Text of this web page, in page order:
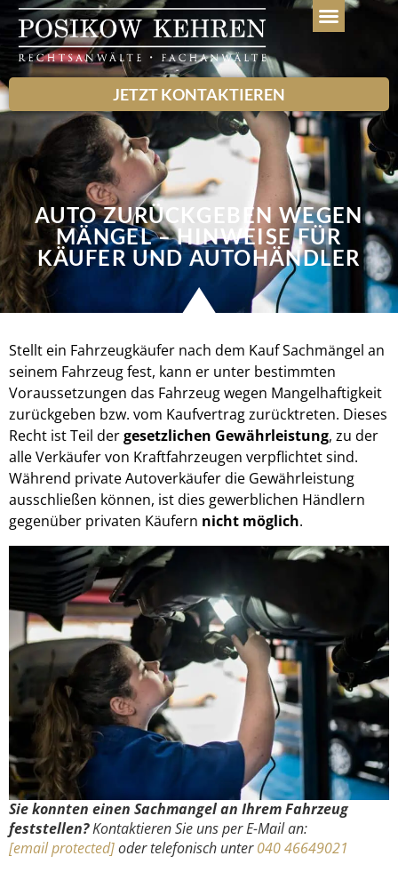
JETZT KONTAKTIEREN
AUTO ZURÜCKGEBEN WEGEN
MÄNGEL – HINWEISE FÜR
KÄUFER UND AUTOHÄNDLER
Stellt ein Fahrzeugkäufer nach dem Kauf Sachmängel an
seinem Fahrzeug fest, kann er unter bestimmten
Voraussetzungen das Fahrzeug wegen Mangelhaftigkeit
zurückgeben bzw. vom Kaufvertrag zurücktreten. Dieses
Recht ist Teil dergesetzlichen Gewährleistung, zu der
alle Verkäufer von Kraftfahrzeugen verpflichtet sind.
Während private Autoverkäufer die Gewährleistung
ausschließen können, ist dies gewerblichen Händlern
gegenüber privaten Käufern nicht möglich.
Sie konnten einen Sachmangel an Ihrem Fahrzeug
feststellen?Kontaktieren Sie uns per E-Mail an:
[email protected]oder telefonisch unter040 46649021